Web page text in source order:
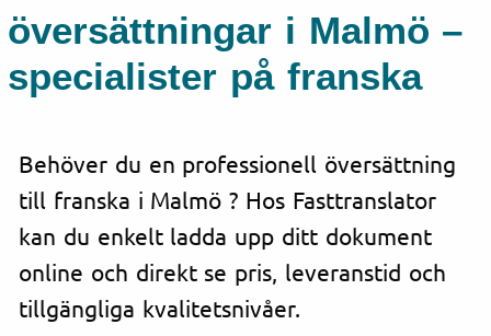
översättningar i Malmö –
specialister på franska
Behöver du en professionell översättning
till franska i Malmö ? Hos Fasttranslator
kan du enkelt ladda upp ditt dokument
online och direkt se pris, leveranstid och
tillgängliga kvalitetsnivåer.